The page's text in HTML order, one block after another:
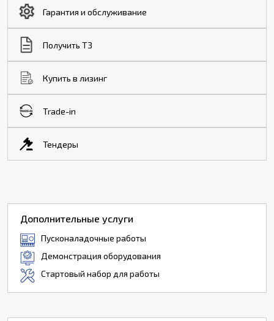
Гарантия и обслуживание
Получить ТЗ
Купить в лизинг
Trade-in
Тендеры
Дополнительные услуги
Пусконаладочные работы
Демонстрация оборудования
Стартовый набор для работы